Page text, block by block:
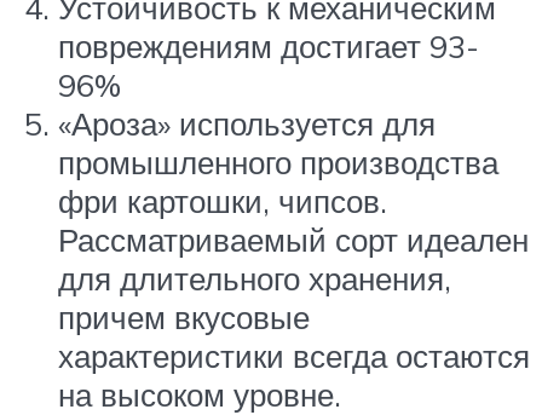
повреждениям достигает 93-
96%
«Ароза» используется для
промышленного производства
фри картошки, чипсов.
Рассматриваемый сорт идеален
для длительного хранения,
причем вкусовые
характеристики всегда остаются
на высоком уровне.